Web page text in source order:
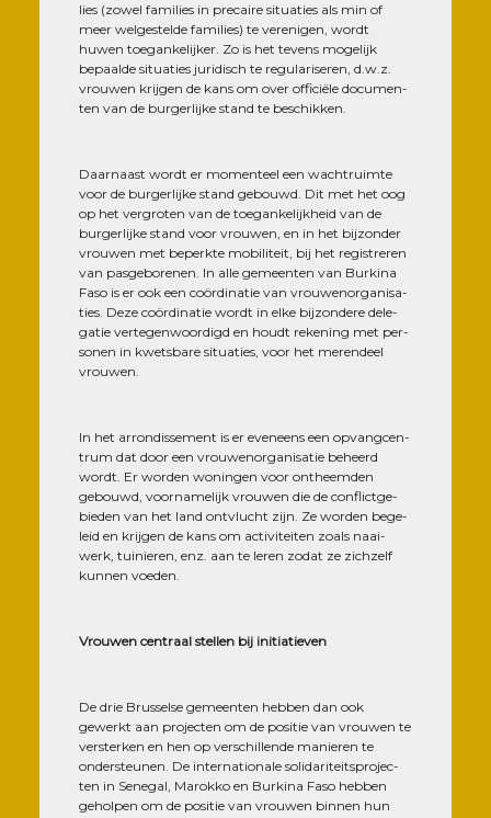
lies (zowel fami­lies in pre­caire situa­ties als min of
meer wel­ges­telde fami­lies) te vere­ni­gen, wordt
huwen toe­gan­ke­lij­ker. Zo is het tevens moge­lijk
bepaalde situa­ties juri­disch te regu­la­ri­se­ren, d.w.z.
vrou­wen kri­j­gen de kans om over offi­ciële docu­men­
ten van de bur­ger­lijke stand te beschikken.
Daar­naast wordt er momen­teel een wach­truimte
voor de bur­ger­lijke stand gebouwd. Dit met het oog
op het ver­gro­ten van de toe­gan­ke­lij­kheid van de
bur­ger­lijke stand voor vrou­wen, en in het bij­zon­der
vrou­wen met beperkte mobi­li­teit, bij het regis­tre­ren
van pas­ge­bo­re­nen. In alle gemeen­ten van Bur­ki­na
Faso is er ook een coör­di­na­tie van vrou­we­nor­ga­ni­sa­
ties. Deze coör­di­na­tie wordt in elke bij­zon­dere dele­
ga­tie ver­te­gen­woor­digd en houdt reke­ning met per­
so­nen in kwets­bare situa­ties, voor het meren­deel
vrouwen.
In het arron­dis­se­ment is er eve­neens een opvang­cen­
trum dat door een vrou­we­nor­ga­ni­sa­tie beheerd
wordt. Er wor­den wonin­gen voor ontheem­den
gebouwd, voor­na­me­lijk vrou­wen die de conflict­ge­
bie­den van het land ontv­lucht zijn. Ze wor­den bege­
leid en kri­j­gen de kans om acti­vi­tei­ten zoals naai­
werk, tui­nie­ren, enz. aan te leren zodat ze zich­zelf
kun­nen voeden.
Vrou­wen cen­traal stel­len bij initiatieven
De drie Brus­selse gemeen­ten heb­ben dan ook
gewerkt aan pro­jec­ten om de posi­tie van vrou­wen te
vers­ter­ken en hen op ver­schil­lende manie­ren te
onders­teu­nen. De inter­na­tio­nale soli­da­ri­teits­pro­jec­
ten in Sene­gal, Marok­ko en Bur­ki­na Faso heb­ben
gehol­pen om de posi­tie van vrou­wen bin­nen hun